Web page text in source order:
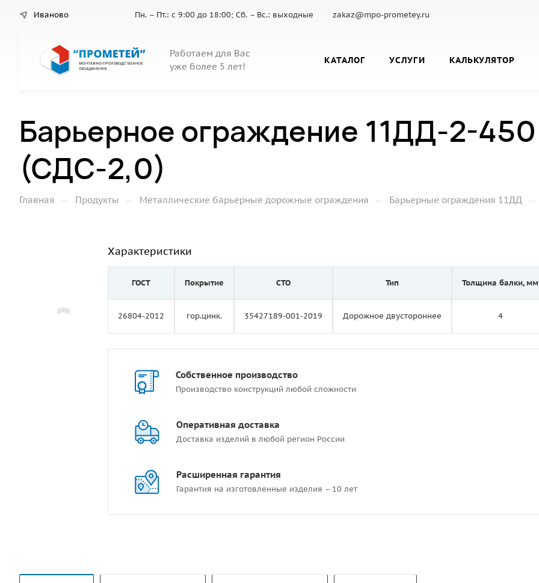
Иваново Пн. – Пт.: с 9:00 до 18:00; Сб. – Вс.: выходные zakaz@mpo-prometey.ru
Работаем для Вас
уже более 5 лет!
КАТАЛОГ УСЛУГИ КАЛЬКУЛЯТОР
Барьерное ограждение 11ДД-2-
(СДС-2,0)
Главная — Продукты — Металлические барьерные дорожные ограждения — Барьерные ограждения 11ДД —
Характеристики
ГОСТ
26804-2012
Покрытие
гор.цинк.
СТО
35427189-001-2019
Тип
Дорожное двустороннее
Толщина балки, мм
4
Собственное производство
Производство конструкций любой сложности
Оперативная доставка
Доставка изделий в любой регион России
Расширенная гарантия
Гарантия на изготовленные изделия – 10 лет